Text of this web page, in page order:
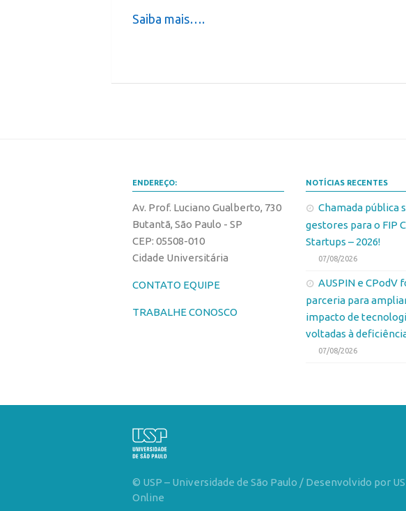
Saiba mais….
ENDEREÇO:
Av. Prof. Luciano Gualberto, 730
Butantã, São Paulo - SP
CEP: 05508-010
Cidade Universitária
CONTATO EQUIPE
TRABALHE CONOSCO
NOTÍCIAS RECENTES
Chamada pública
gestores para o FIP
Startups – 2026!
07/08/2026
AUSPIN e CPodV
parceria para
impacto de
voltadas à
07/08/2026
© USP – Universidade de São Paulo / Desenvolvido por
Online